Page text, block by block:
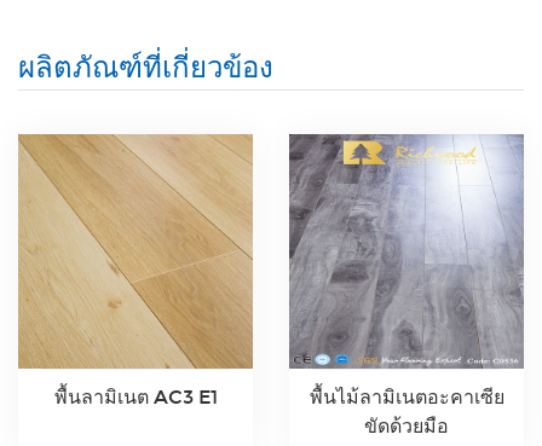
ผลิตภัณฑ์ที่เกี่ยวข้อง
พื้นลามิเนต AC3 E1
พื้นไม้ลามิเนตอะคาเซีย
ขัดด้วยมือ